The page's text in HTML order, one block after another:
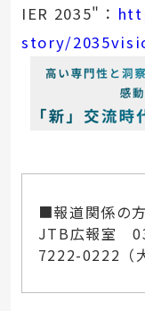
IER 2035"：
story/
■報道関係の
JTB広報室
7222-0222（